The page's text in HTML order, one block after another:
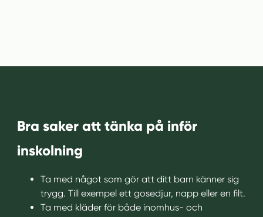
Bra saker att tänka på inför
inskolning
Ta med något som gör att ditt barn känner sig
trygg. Till exempel ett gosedjur, napp eller en filt.
Ta med kläder för både inomhus- och